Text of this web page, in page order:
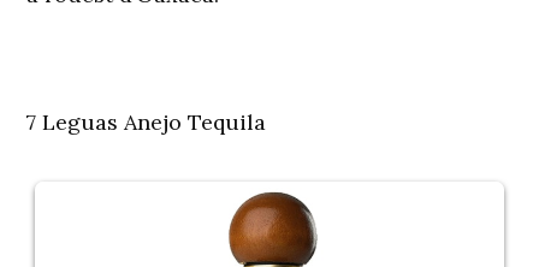
7 Leguas Anejo Tequila